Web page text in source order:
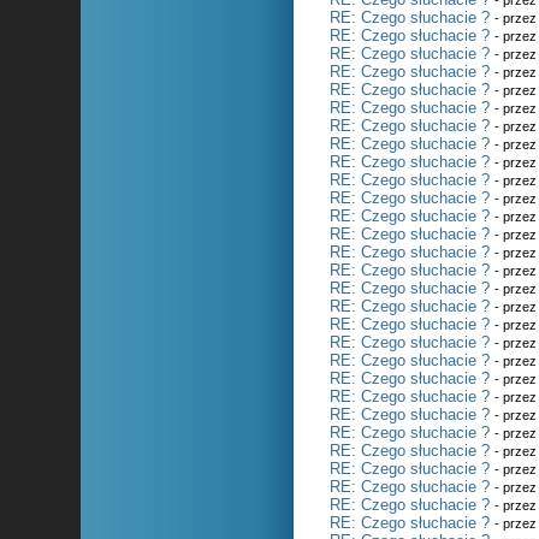
RE: Czego słuchacie ? -
RE: Czego słuchacie ? - przez
RE: Czego słuchacie ? -
RE: Czego słuchacie ? - przez
RE: Czego słuchacie ? -
RE: Czego słuchacie ? -
RE: Czego słuchacie ? - przez
RE: Czego słuchacie ? -
RE: Czego słuchacie ? -
RE: Czego słuchacie ? -
RE: Czego słuchacie ? -
RE: Czego słuchacie ? -
RE: Czego słuchacie ? - przez
RE: Czego słuchacie ? - przez
RE: Czego słuchacie ? -
RE: Czego słuchacie ? -
RE: Czego słuchacie ? -
RE: Czego słuchacie ? -
RE: Czego słuchacie ? -
RE: Czego słuchacie ? -
RE: Czego słuchacie ? -
RE: Czego słuchacie ? -
RE: Czego słuchacie ? -
RE: Czego słuchacie ? -
RE: Czego słuchacie ? -
RE: Czego słuchacie ? -
RE: Czego słuchacie ? -
RE: Czego słuchacie ? - przez
RE: Czego słuchacie ? -